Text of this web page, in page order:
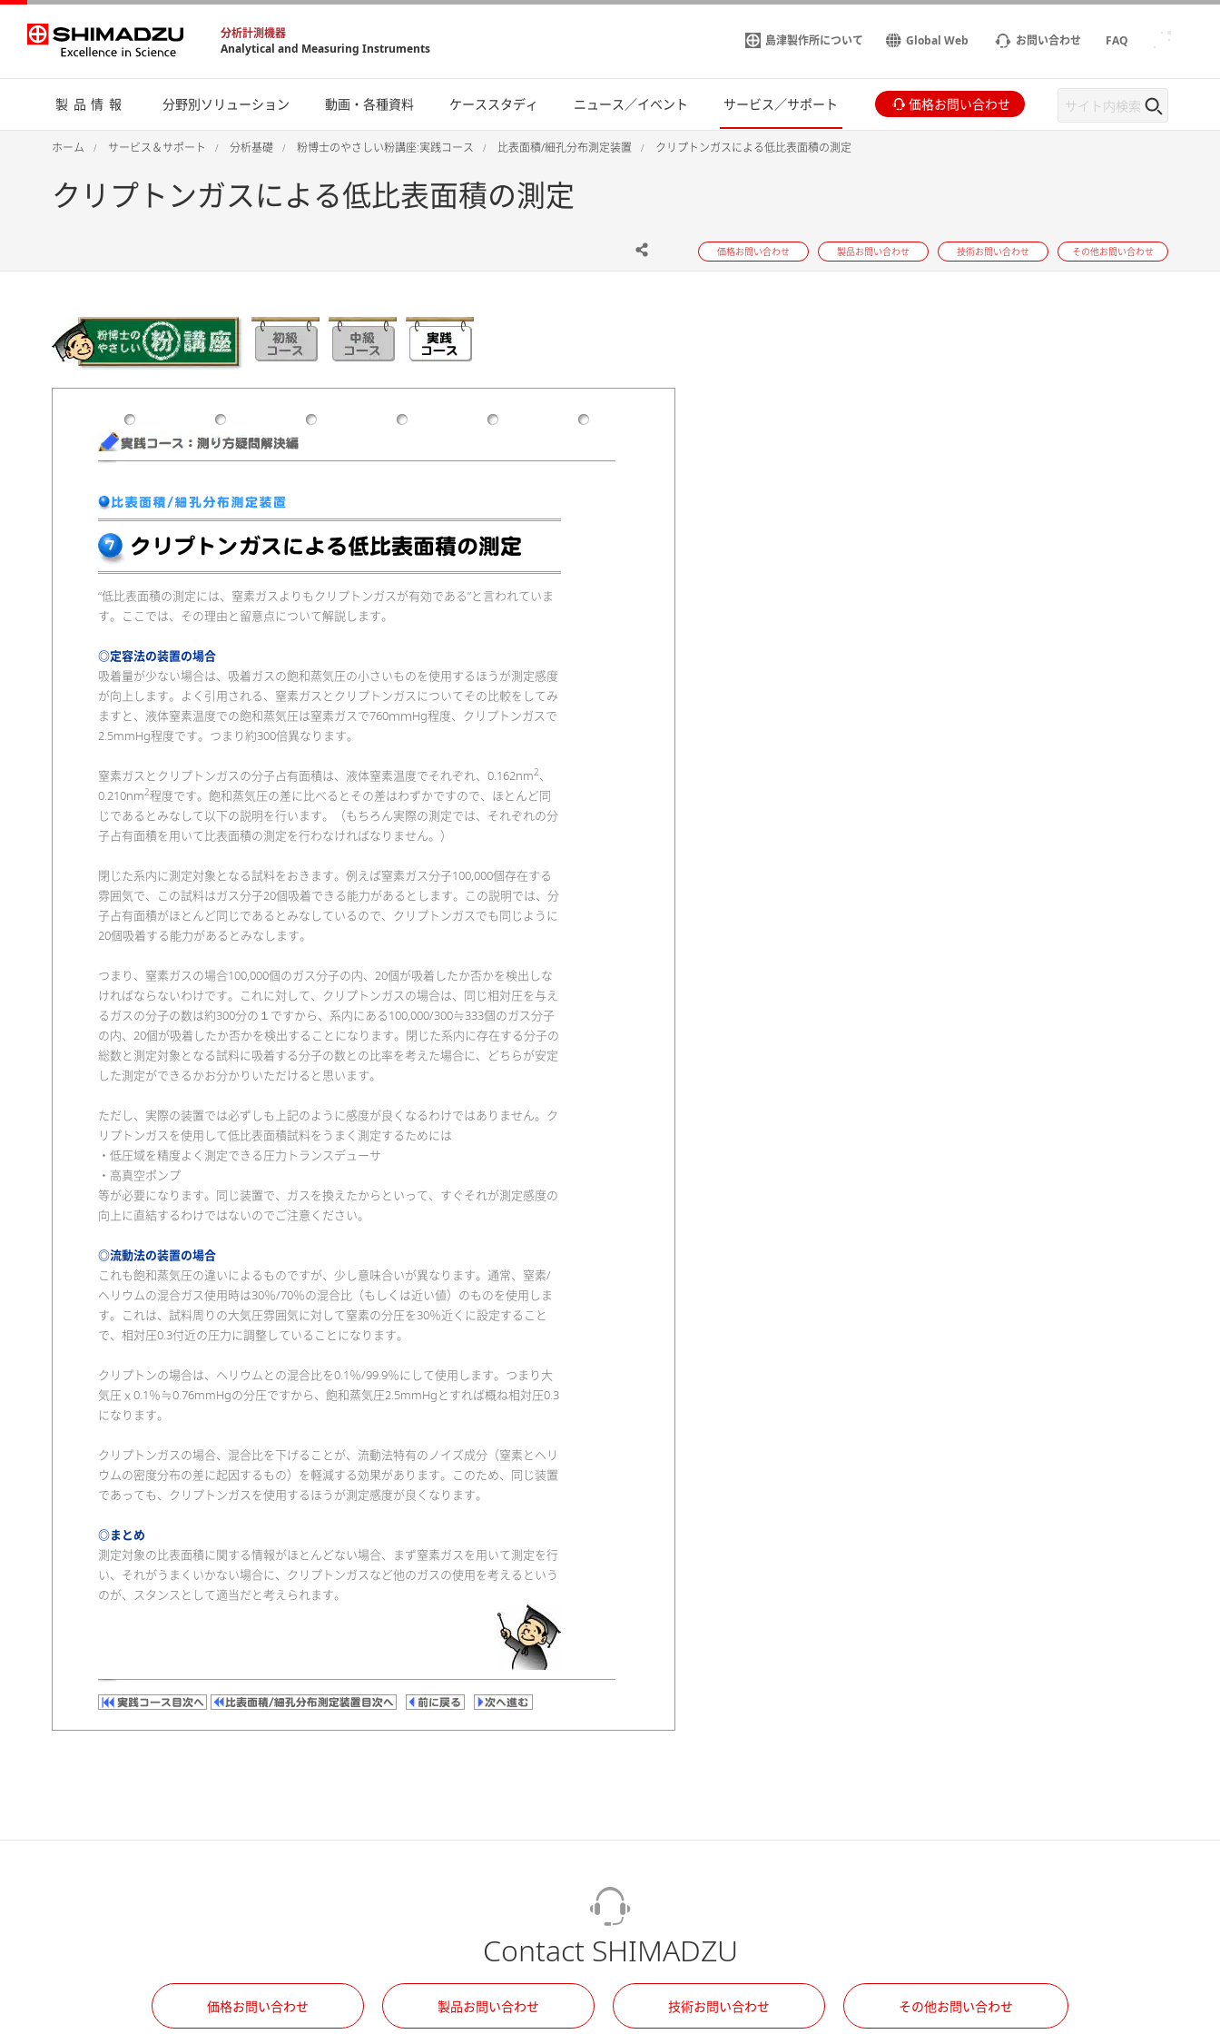
分析計測機器
Analytical and Measuring Instruments
島津製作所について Global Web お問い合わせ FAQ
製品情報 分野別ソリューション 動画・各種資料 ケーススタディ ニュース／イベント サービス／サポート 価格お問い合わせ
ホーム サービス＆サポート 分析基礎 粉博士のやさしい粉講座:実践コース 比表面積/細孔分布測定装置 クリプトンガスによる低比表面積の測定
クリプトンガスによる低比表面積の測定
価格お問い合わせ 製品お問い合わせ 技術お問い合わせ その他お問い合わせ
“低比表面積の測定には、窒素ガスよりもクリプトンガスが有効である”と言われていま
す。ここでは、その理由と留意点について解説します。
◎定容法の装置の場合
吸着量が少ない場合は、吸着ガスの飽和蒸気圧の小さいものを使用するほうが測定感度
が向上します。よく引用される、窒素ガスとクリプトンガスについてその比較をしてみ
ますと、液体窒素温度での飽和蒸気圧は窒素ガスで760ｍｍHg程度、クリプトンガスで
2.5mmHg程度です。つまり約300倍異なります。
窒素ガスとクリプトンガスの分子占有面積は、液体窒素温度でそれぞれ、0.162nm2、
0.210nm2程度です。飽和蒸気圧の差に比べるとその差はわずかですので、ほとんど同
じであるとみなして以下の説明を行います。（もちろん実際の測定では、それぞれの分
子占有面積を用いて比表面積の測定を行わなければなりません。）
閉じた系内に測定対象となる試料をおきます。例えば窒素ガス分子100,000個存在する
雰囲気で、この試料はガス分子20個吸着できる能力があるとします。この説明では、分
子占有面積がほとんど同じであるとみなしているので、クリプトンガスでも同じように
20個吸着する能力があるとみなします。
つまり、窒素ガスの場合100,000個のガス分子の内、20個が吸着したか否かを検出しな
ければならないわけです。これに対して、クリプトンガスの場合は、同じ相対圧を与え
るガスの分子の数は約300分の１ですから、系内にある100,000/300≒333個のガス分子
の内、20個が吸着したか否かを検出することになります。閉じた系内に存在する分子の
総数と測定対象となる試料に吸着する分子の数との比率を考えた場合に、どちらが安定
した測定ができるかお分かりいただけると思います。
ただし、実際の装置では必ずしも上記のように感度が良くなるわけではありません。ク
リプトンガスを使用して低比表面積試料をうまく測定するためには
・低圧域を精度よく測定できる圧力トランスデューサ
・高真空ポンプ
等が必要になります。同じ装置で、ガスを換えたからといって、すぐそれが測定感度の
向上に直結するわけではないのでご注意ください。
◎流動法の装置の場合
これも飽和蒸気圧の違いによるものですが、少し意味合いが異なります。通常、窒素/
ヘリウムの混合ガス使用時は30％/70％の混合比（もしくは近い値）のものを使用しま
す。これは、試料周りの大気圧雰囲気に対して窒素の分圧を30％近くに設定すること
で、相対圧0.3付近の圧力に調整していることになります。
クリプトンの場合は、ヘリウムとの混合比を0.1％/99.9％にして使用します。つまり大
気圧ｘ0.1％≒0.76mmHgの分圧ですから、飽和蒸気圧2.5mmHgとすれば概ね相対圧0.3
になります。
クリプトンガスの場合、混合比を下げることが、流動法特有のノイズ成分（窒素とヘリ
ウムの密度分布の差に起因するもの）を軽減する効果があります。このため、同じ装置
であっても、クリプトンガスを使用するほうが測定感度が良くなります。
◎まとめ
測定対象の比表面積に関する情報がほとんどない場合、まず窒素ガスを用いて測定を行
い、それがうまくいかない場合に、クリプトンガスなど他のガスの使用を考えるという
のが、スタンスとして適当だと考えられます。
Contact SHIMADZU
価格お問い合わせ 製品お問い合わせ 技術お問い合わせ その他お問い合わせ